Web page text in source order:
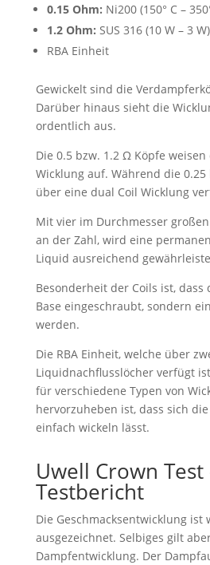
0.15 Ohm: Ni200 (150° C –
1.2 Ohm: SUS 316 (10 W – 3 W)
RBA Einheit
Gewickelt sind die
Darüber hinaus sieht die
ordentlich aus.
Die 0.5 bzw. 1.2 Ω Köpfe
Wicklung auf. Während die
über eine dual Coil Wicklung
Mit vier im Durchmesser
an der Zahl, wird eine
Liquid ausreichend
Besonderheit der Coils ist,
Base eingeschraubt, sondern
werden.
Die RBA Einheit, welche über
Liquidnachflusslöcher verfügt
für verschiedene Typen von
hervorzuheben ist, dass sich
einfach wickeln lässt.
Uwell Crown Test
Testbericht
Die Geschmacksentwicklung ist
ausgezeichnet. Selbiges gilt
Dampfentwicklung. Der